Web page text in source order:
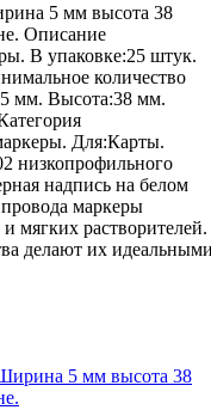
5 мм высота 38
Описание
В упаковке:25 штук.
количество
мм. Высота:38 мм.
Для:Карты.
низкопрофильного
надпись на белом
маркеры
мягких растворителей.
делают их